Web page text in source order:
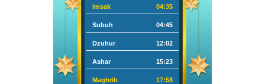
Imsak 04:35
Subuh 04:45
Dzuhur 12:02
Ashar 15:23
Maghrib 17:58